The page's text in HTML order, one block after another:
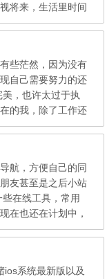
将来，生活里时间
发现一些自己的问
是就会越努力，越
于公司“深圳市绍
阳沙田“惠州市丰瑞
些茫然，因为没有
自己需要努力的还
，也许太过于执
的我，除了工作还
隐形的...有形的，
友和家人更多的安
想我很好....... 只
人，现状看来似乎
赞扬，但我希望得
航，方便自己的同
友甚至是之后小站
在线工具，常用
在也还在计划中，
这些天也有些忙，
人博客，总体布局
后期还会有一些小
添加，但工作更为
ios系统最新版以及